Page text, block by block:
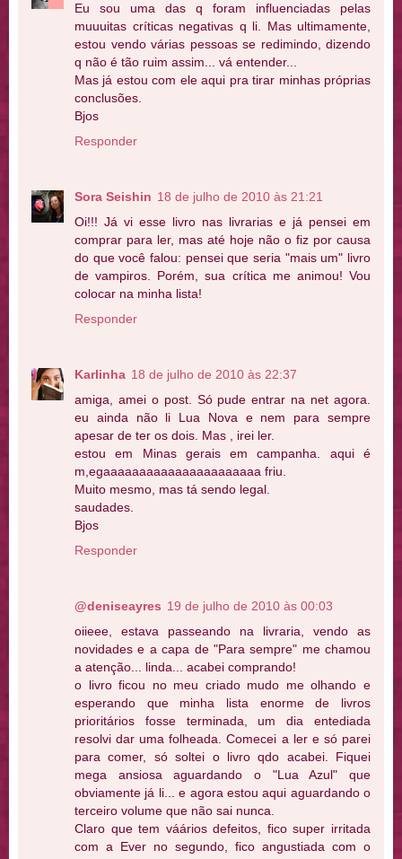
Eu sou uma das q foram influenciadas pelas
muuuitas críticas negativas q li. Mas ultimamente,
estou vendo várias pessoas se redimindo, dizendo
q não é tão ruim assim... vá entender...
Mas já estou com ele aqui pra tirar minhas próprias
conclusões.
Bjos
Responder
Sora Seishin 18 de julho de 2010 às 21:21
Oi!!! Já vi esse livro nas livrarias e já pensei em
comprar para ler, mas até hoje não o fiz por causa
do que você falou: pensei que seria "mais um" livro
de vampiros. Porém, sua crítica me animou! Vou
colocar na minha lista!
Responder
Karlinha 18 de julho de 2010 às 22:37
amiga, amei o post. Só pude entrar na net agora.
eu ainda não li Lua Nova e nem para sempre
apesar de ter os dois. Mas , irei ler.
estou em Minas gerais em campanha. aqui é
m,egaaaaaaaaaaaaaaaaaaaaaa friu.
Muito mesmo, mas tá sendo legal.
saudades.
Bjos
Responder
@deniseayres 19 de julho de 2010 às 00:03
oiieee, estava passeando na livraria, vendo as
novidades e a capa de "Para sempre" me chamou
a atenção... linda... acabei comprando!
o livro ficou no meu criado mudo me olhando e
esperando que minha lista enorme de livros
prioritários fosse terminada, um dia entediada
resolvi dar uma folheada. Comecei a ler e só parei
para comer, só soltei o livro qdo acabei. Fiquei
mega ansiosa aguardando o "Lua Azul" que
obviamente já li... e agora estou aqui aguardando o
terceiro volume que não sai nunca.
Claro que tem váários defeitos, fico super irritada
com a Ever no segundo, fico angustiada com o